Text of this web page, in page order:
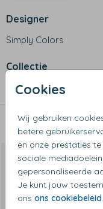
Cookies
Wij gebruiken
betere
en onze prestaties
sociale
gepersonaliseerde
Je kunt jouw
ons ons cookiebeleid.
- Afmetingen: 65 x 65 cm
- Materiaal: 100%
- Gemaakt in Portugal
- Verkrijgbaar in
- Keuze uit meer dan
- Let op: het
Designer
Simply Colors
Collectie
Hydrofiele doeken
Dit vind je